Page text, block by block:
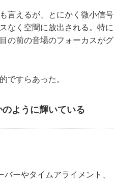
言えるが、とにかく微小信号
なく空間に放出される。特に
の前の音場のフォーカスがグ
ですらあった。
ように輝いている
ーやタイムアライメント、